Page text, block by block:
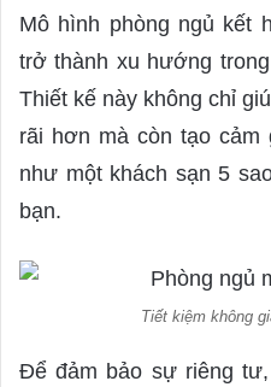
Mô hình phòng ngủ kết
trở thành xu hướng
Thiết kế này không chỉ
rãi hơn mà còn tạo cảm
như một khách sạn 5
bạn.
Tiết kiệm không
Để đảm bảo sự riêng